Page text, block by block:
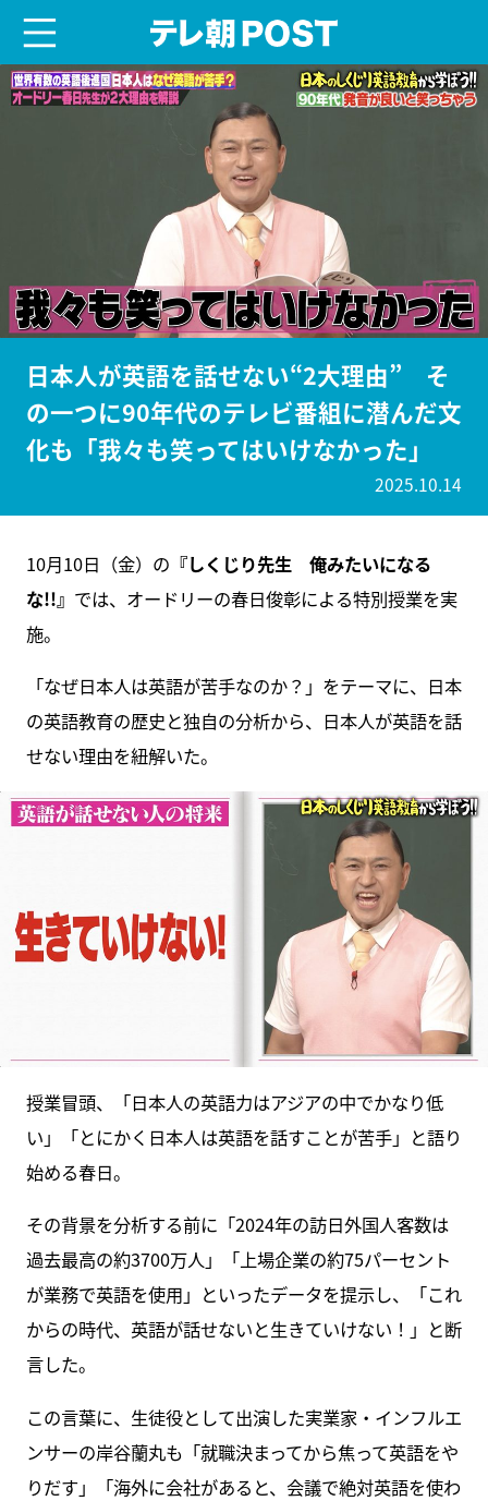
日本人が英語を話せない“2大理由” そ
の一つに90年代のテレビ番組に潜んだ文
化も「我々も笑ってはいけなかった」
2025.10.14
10月10日（金）の 『しくじり先生 俺みたいになる
な!!』 では、オードリーの春日俊彰による特別授業を実
施。
「なぜ日本人は英語が苦手なのか？」をテーマに、日本
の英語教育の歴史と独自の分析から、日本人が英語を話
せない理由を紐解いた。
授業冒頭、「日本人の英語力はアジアの中でかなり低
い」「とにかく日本人は英語を話すことが苦手」と語り
始める春日。
その背景を分析する前に「2024年の訪日外国人客数は
過去最高の約3700万人」「上場企業の約75パーセント
が業務で英語を使用」といったデータを提示し、「これ
からの時代、英語が話せないと生きていけない！」と断
言した。
この言葉に、生徒役として出演した実業家・インフルエ
ンサーの岸谷蘭丸も「就職決まってから焦って英語をや
りだす」「海外に会社があると、会議で絶対英語を使わ